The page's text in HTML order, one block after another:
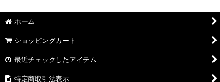
半袖Tシャツ
パンツ
その他
ホーム
ショッピングカート
最近チェックしたアイテム
特定商取引法表示